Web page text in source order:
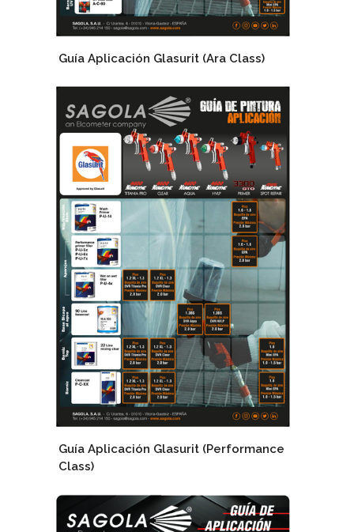
Guía Aplicación Glasurit (Ara Class)
Guía Aplicación Glasurit (Performance
Class)